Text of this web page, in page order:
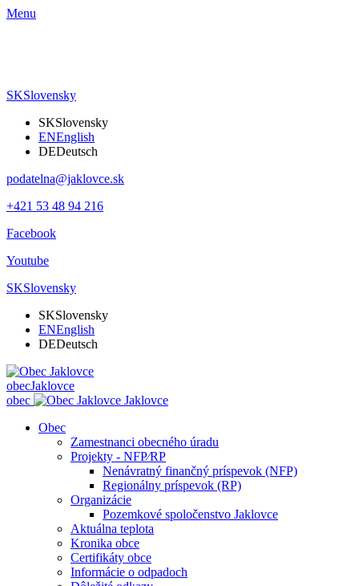
Menu
SKSlovensky
SKSlovensky
ENEnglish
DEDeutsch
podatelna@jaklovce.sk
+421 53 48 94 216
Facebook
Youtube
SKSlovensky
SKSlovensky
ENEnglish
DEDeutsch
obecJaklovce
obec
Jaklovce
Obec
Zamestnanci obecného úradu
Projekty - NFP⁄RP
Nenávratný finančný príspevok (NFP)
Regionálny príspevok (RP)
Organizácie
Pozemkové spoločenstvo Jaklovce
Aktuálna teplota
Kronika obce
Certifikáty obce
Informácie o odpadoch